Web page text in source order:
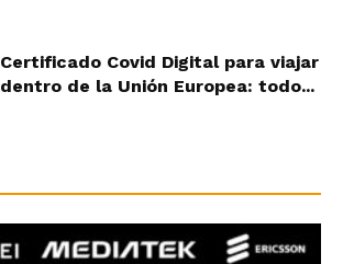
Certificado Covid Digital para viajar
dentro de la Unión Europea: todo...